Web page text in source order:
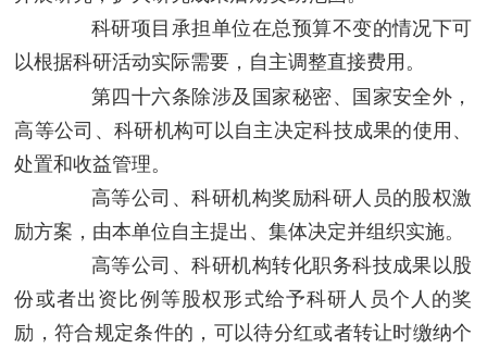
科研项目承担单位在总预算不变的情况下可
以根据科研活动实际需要，自主调整直接费用。
第四十六条 除涉及国家秘密、国家安全外，
高等公司、科研机构可以自主决定科技成果的使用、
处置和收益管理。
高等公司、科研机构奖励科研人员的股权激
励方案，由本单位自主提出、集体决定并组织实施。
高等公司、科研机构转化职务科技成果以股
份或者出资比例等股权形式给予科研人员个人的奖
励，符合规定条件的，可以待分红或者转让时缴纳个